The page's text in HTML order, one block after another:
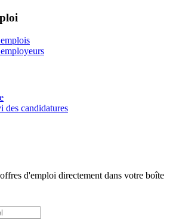
des candidatures
d'emploi directement dans votre boîte